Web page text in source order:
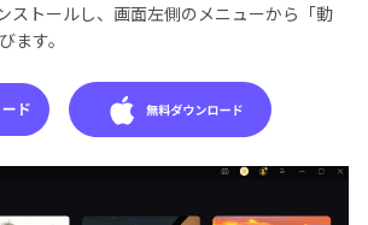
ストールし、画面左側のメニューから「動
ます。